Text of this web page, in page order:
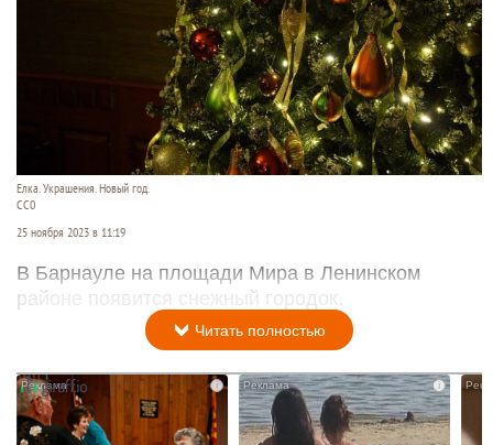
Елка. Украшения. Новый год.
СС0
25 ноября 2023 в 11:19
В Барнауле на площади Мира в Ленинском
районе появится снежный городок.
Читать полностью
i